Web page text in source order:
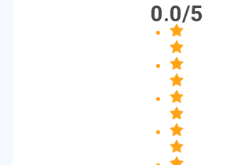
0.0/5